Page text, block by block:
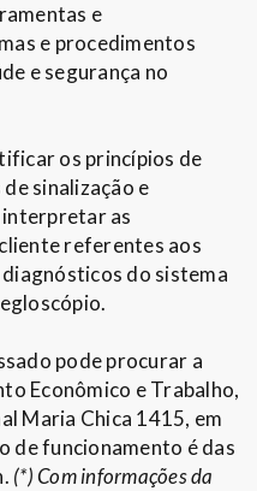
e
e procedimentos
e segurança no
os princípios de
sinalização e
interpretar as
referentes aos
do sistema
pode procurar a
Econômico e Trabalho,
Maria Chica 1415, em
funcionamento é das
(*) Com informações da